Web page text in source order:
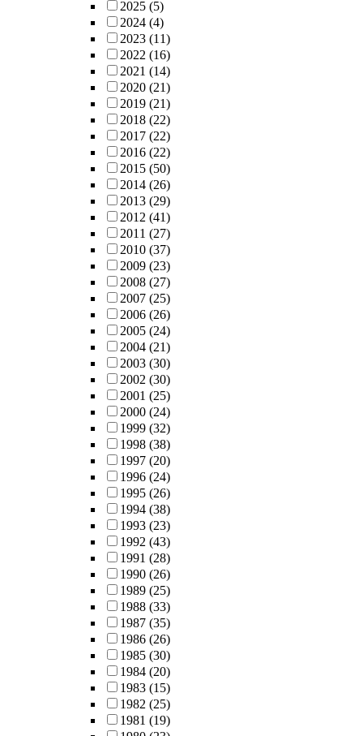
2025 (5)
2024 (4)
2023 (11)
2022 (16)
2021 (14)
2020 (21)
2019 (21)
2018 (22)
2017 (22)
2016 (22)
2015 (50)
2014 (26)
2013 (29)
2012 (41)
2011 (27)
2010 (37)
2009 (23)
2008 (27)
2007 (25)
2006 (26)
2005 (24)
2004 (21)
2003 (30)
2002 (30)
2001 (25)
2000 (24)
1999 (32)
1998 (38)
1997 (20)
1996 (24)
1995 (26)
1994 (38)
1993 (23)
1992 (43)
1991 (28)
1990 (26)
1989 (25)
1988 (33)
1987 (35)
1986 (26)
1985 (30)
1984 (20)
1983 (15)
1982 (25)
1981 (19)